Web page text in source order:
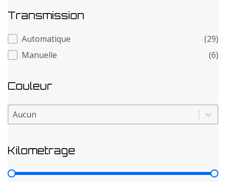
Transmission
Transmission
Automatique
(29)
Manuelle
(6)
Couleur
Couleur
Couleur
Kilometrage
Kilometrage